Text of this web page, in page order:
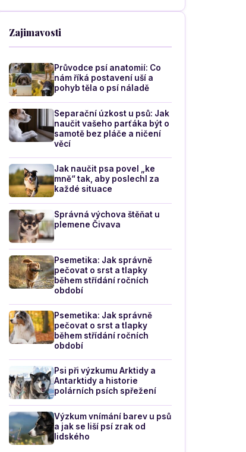
Zajimavosti
Průvodce psí anatomií: Co
nám říká postavení uší a
pohyb těla o psí náladě
Separační úzkost u psů: Jak
naučit vašeho parťáka být o
samotě bez pláče a ničení
věcí
Jak naučit psa povel „ke
mně“ tak, aby poslechl za
každé situace
Správná výchova štěňat u
plemene Čivava
Psemetika: Jak správně
pečovat o srst a tlapky
během střídání ročních
období
Psemetika: Jak správně
pečovat o srst a tlapky
během střídání ročních
období
Psi při výzkumu Arktidy a
Antarktidy a historie
polárních psích spřežení
Výzkum vnímání barev u psů
a jak se liší psí zrak od
lidského